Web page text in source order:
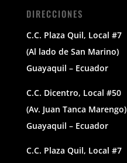
DIRECCIONES
C.C. Plaza Quil, Local #7
(Al lado de San Marino)
Guayaquil – Ecuador
C.C. Dicentro, Local #50
(Av. Juan Tanca Marengo)
Guayaquil – Ecuador
C.C. Plaza Quil, Local #7